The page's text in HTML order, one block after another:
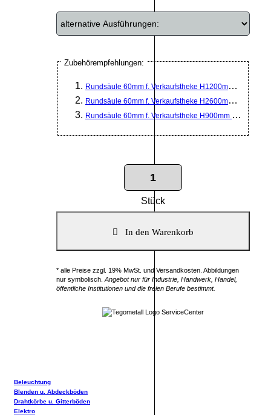
Zubehörempfehlungen:
Rundsäule 60mm f. Verkaufstheke H1200mm RAL 9006
Rundsäule 60mm f. Verkaufstheke H2600mm RAL 9006
Rundsäule 60mm f. Verkaufstheke H900mm RAL 9006
Stück
* alle Preise zzgl. 19% MwSt. und Versandkosten. Abbildungen
nur symbolisch. Angebot nur für Industrie, Handwerk, Handel,
öffentliche Institutionen und die freien Berufe bestimmt.
Beleuchtung
Blenden u. Abdeckböden
Drahtkörbe u. Gitterböden
Elektro